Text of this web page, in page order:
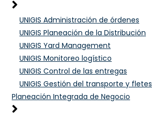
UNIGIS Administración de órdenes
UNIGIS Planeación de la Distribución
UNIGIS Yard Management
UNIGIS Monitoreo logístico
UNIGIS Control de las entregas
UNIGIS Gestión del transporte y fletes
Planeación Integrada de Negocio